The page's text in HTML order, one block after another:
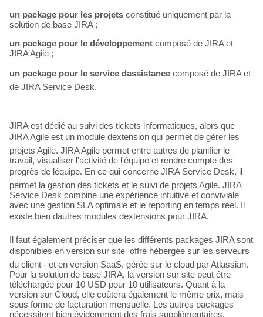
un package pour les projets constitué uniquement par la
solution de base JIRA ;
un package pour le développement composé de JIRA et
JIRA Agile ;
un package pour le service dassistance composé de JIRA et
de JIRA Service Desk.
JIRA est dédié au suivi des tickets informatiques, alors que
JIRA Agile est un module dextension qui permet de gérer les
projets Agile. JIRA Agile permet entre autres de planifier le
travail, visualiser l'activité de l'équipe et rendre compte des
progrès de léquipe. En ce qui concerne JIRA Service Desk, il
permet la gestion des tickets et le suivi de projets Agile. JIRA
Service Desk combine une expérience intuitive et conviviale
avec une gestion SLA optimale et le reporting en temps réel. Il
existe bien dautres modules dextensions pour JIRA.
Il faut également préciser que les différents packages JIRA sont
disponibles en version sur site  offre hébergée sur les serveurs
du client - et en version SaaS, gérée sur le cloud par Atlassian.
Pour la solution de base JIRA, la version sur site peut être
téléchargée pour 10 USD pour 10 utilisateurs. Quant à la
version sur Cloud, elle coûtera également le même prix, mais
sous forme de facturation mensuelle. Les autres packages
nécessitent bien évidemment des frais supplémentaires.